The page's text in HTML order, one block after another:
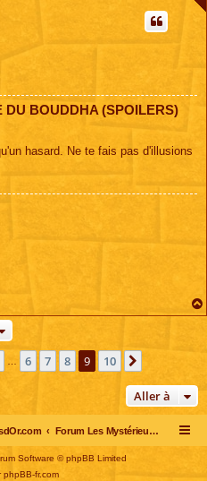
DU BOUDDHA (SPOILERS)
hasard. Ne te fais pas d'illusions
10
… 6 7 8 9 10
Aller à
Forum Les Mystérieuses Cités d'Or
Software © phpBB Limited
phpBB-fr.com